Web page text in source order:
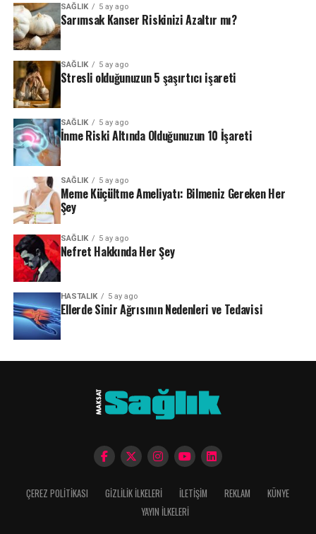
SAĞLIK 5 ay ago
Sarımsak Kanser Riskinizi Azaltır mı?
SAĞLIK 5 ay ago
Stresli olduğunuzun 5 şaşırtıcı işareti
SAĞLIK 5 ay ago
İnme Riski Altında Olduğunuzun 10 İşareti
SAĞLIK 5 ay ago
Meme Küçültme Ameliyatı: Bilmeniz Gereken Her
Şey
SAĞLIK 5 ay ago
Nefret Hakkında Her Şey
HASTALIK 5 ay ago
Ellerde Sinir Ağrısının Nedenleri ve Tedavisi
ÇEREZ POLITIKASI GIZLILIK İLKELERI İLETIŞIM REKLAM
KÜNYE
YAYIN İLKELERI